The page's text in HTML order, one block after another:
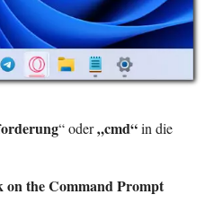
“ oder„cmd“in die
on the Command Prompt